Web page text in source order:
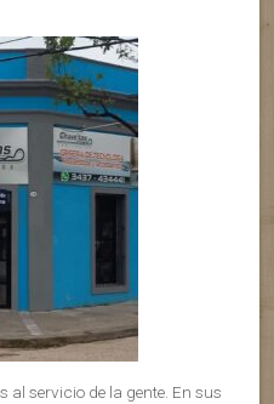
al servicio de la gente. En sus